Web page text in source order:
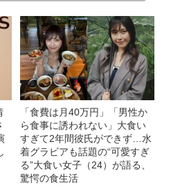
「食費は月40万円」「男性か
ら食事に誘われない」大食い
すぎて2年間彼氏ができず…水
着グラビアも話題の“可愛すぎ
る”大食い女子（24）が語る、
驚愕の食生活